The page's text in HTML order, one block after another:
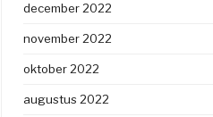
december 2022
november 2022
oktober 2022
augustus 2022